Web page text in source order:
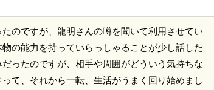
のですが、龍明さんの噂を聞いて利用させてい
の能力を持っていらっしゃることが少し話した
ったのですが、相手や周囲がどういう気持ちな
て、それから一転、生活がうまく回り始めまし